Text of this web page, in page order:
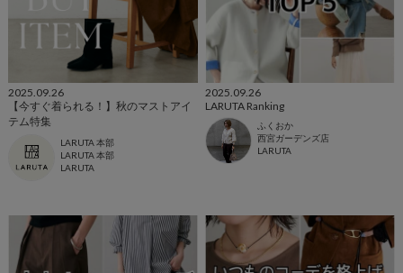
2025.09.26
【今すぐ着られる！】秋のマストアイ
テム特集
LARUTA 本部
LARUTA 本部
LARUTA
2025.09.26
LARUTA Ranking
ふくおか
西宮ガーデンズ店
LARUTA